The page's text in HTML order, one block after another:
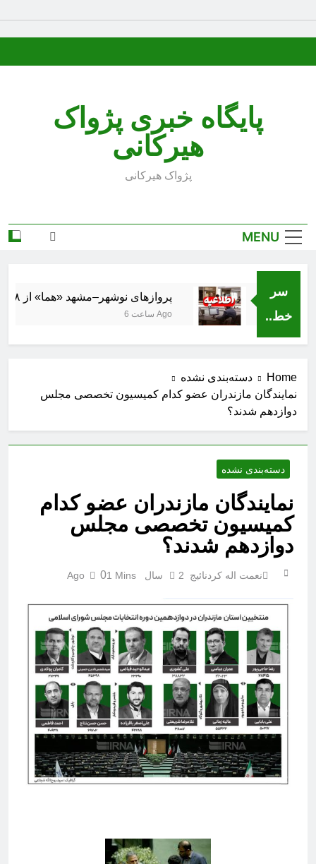
پایگاه خبری پژواک
هیرکانی
پژواک هیرکانی
MENU
سر
خط..
پروازهای نوشهر–مشهد «هما» از ۱۸ مرداد برقرار می‌شود
6 ساعت Ago
Home
دسته‌بندی نشده
نمایندگان مازندران عضو کدام کمیسیون تخصصی مجلس
دوازدهم شدند؟
دسته‌بندی نشده
نمایندگان مازندران عضو کدام
کمیسیون تخصصی مجلس
دوازدهم شدند؟
نعمت اله کردنائیج 2 سال Ago 01 Mins